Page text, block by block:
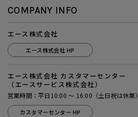
COMPANY INFO
エース株式会社
エース株式会社 HP
エース株式会社 カスタマーセンター
（エースサービス株式会社）
営業時間：平日10:00 ～ 16:00（土日祝は休業）
カスタマーセンター HP